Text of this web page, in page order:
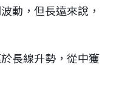
動，但長遠來說，
長線升勢，從中獲